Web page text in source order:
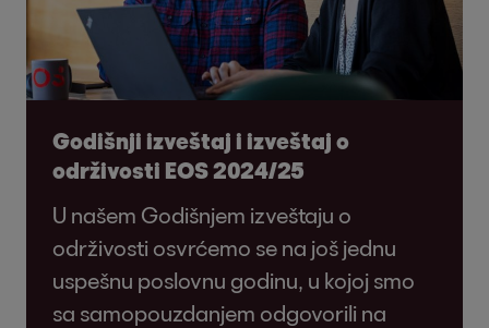
Godišnji izveštaj i izveštaj o
održivosti EOS 2024/25
U našem Godišnjem izveštaju o
održivosti osvrćemo se na još jednu
uspešnu poslovnu godinu, u kojoj smo
sa samopouzdanjem odgovorili na